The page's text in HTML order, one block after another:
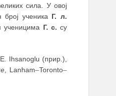
сила. У овој
ученика Г. л.
ученицима Г. с. су
Ihsanoglu (прир.),
, Lanham–Toronto–